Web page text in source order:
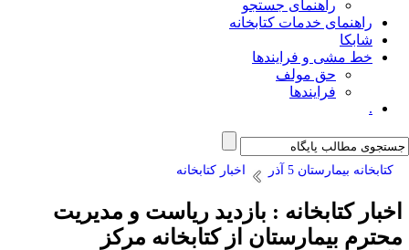
راهنمای جستجو
راهنمای خدمات کتابخانه
شابکا
خط مشی و فرایندها
حق مولف
فرایندها
.
کتابخانه بیمارستان 5 آذر اخبار کتابخانه
کتابخانه : بازدید ریاست و مدیریت
بیمارستان از کتابخانه مرکز